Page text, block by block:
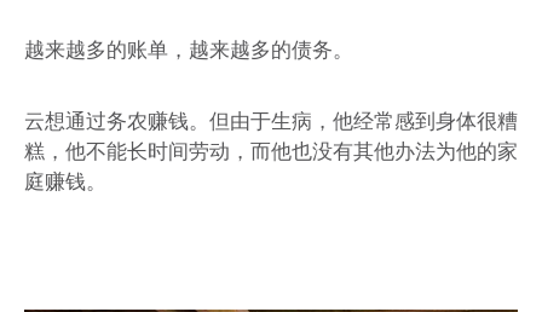
越来越多的账单，越来越多的债务。
云想通过务农赚钱。但由于生病，他经常感到身体很糟
糕，他不能长时间劳动，而他也没有其他办法为他的家
庭赚钱。